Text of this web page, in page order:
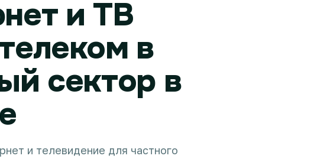
и ТВ
в
сектор в
и телевидение для частного